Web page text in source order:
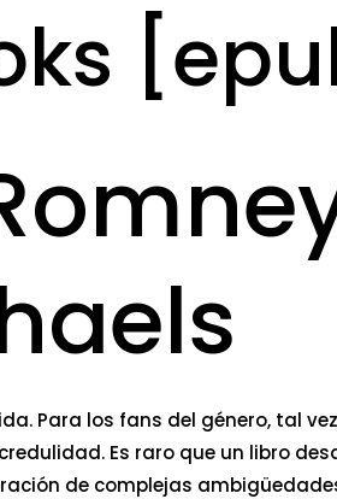
Para los fans del género, tal
Es raro que un libro
de complejas